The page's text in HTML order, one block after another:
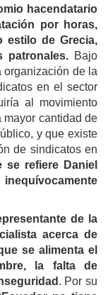
hacendatario
por horas,
estilo de Grecia,
patronales. Bajo
organización de la
en el sector
al movimiento
mayor cantidad de
y que existe
de sindicatos en
refiere Daniel
de la
acerca de
se alimenta el
la falta de
. Por su